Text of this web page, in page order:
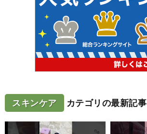
スキンケア カテゴリの最新記事